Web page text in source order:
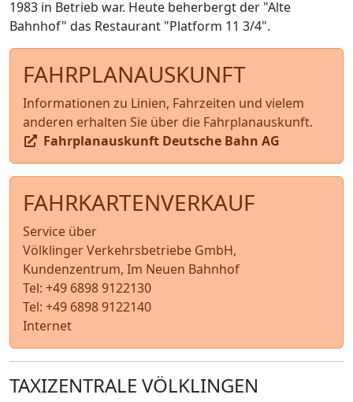
1983 in Betrieb war. Heute beherbergt der "Alte
Bahnhof" das Restaurant "Platform 11 3/4".
FAHRPLANAUSKUNFT
Informationen zu Linien, Fahrzeiten und vielem
anderen erhalten Sie über die Fahrplanauskunft.
Fahrplanauskunft Deutsche Bahn AG
FAHRKARTENVERKAUF
Service über
Völklinger Verkehrsbetriebe GmbH,
Kundenzentrum, Im Neuen Bahnhof
Tel: +49 6898 9122130
Tel: +49 6898 9122140
Internet
TAXIZENTRALE VÖLKLINGEN